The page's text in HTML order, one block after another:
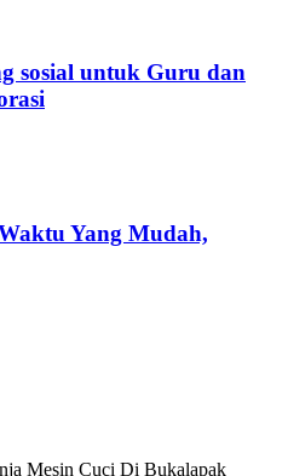
sosial untuk Guru dan
Yang Mudah,
Mesin Cuci Di Bukalapak